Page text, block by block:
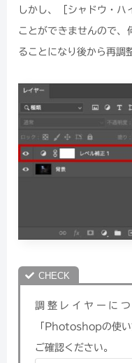
しかし、［シャドウ・
ことができませんので、
ることになり後から再調
調整レイヤーに
「Photoshopの使い
ご確認ください。